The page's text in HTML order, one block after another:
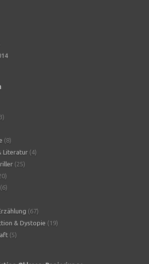
(8)
Literatur (4)
(25)
(6)
(67)
& Dystopie (19)
(5)